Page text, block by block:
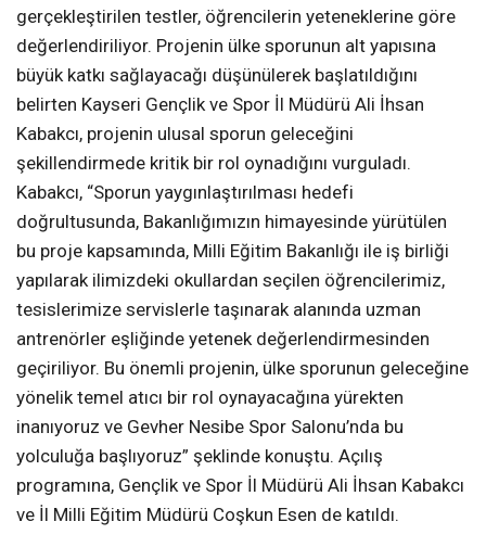
gerçekleştirilen testler, öğrencilerin yeteneklerine göre
değerlendiriliyor. Projenin ülke sporunun alt yapısına
büyük katkı sağlayacağı düşünülerek başlatıldığını
belirten Kayseri Gençlik ve Spor İl Müdürü Ali İhsan
Kabakcı, projenin ulusal sporun geleceğini
şekillendirmede kritik bir rol oynadığını vurguladı.
Kabakcı, “Sporun yaygınlaştırılması hedefi
doğrultusunda, Bakanlığımızın himayesinde yürütülen
bu proje kapsamında, Milli Eğitim Bakanlığı ile iş birliği
yapılarak ilimizdeki okullardan seçilen öğrencilerimiz,
tesislerimize servislerle taşınarak alanında uzman
antrenörler eşliğinde yetenek değerlendirmesinden
geçiriliyor. Bu önemli projenin, ülke sporunun geleceğine
yönelik temel atıcı bir rol oynayacağına yürekten
inanıyoruz ve Gevher Nesibe Spor Salonu’nda bu
yolculuğa başlıyoruz” şeklinde konuştu. Açılış
programına, Gençlik ve Spor İl Müdürü Ali İhsan Kabakcı
ve İl Milli Eğitim Müdürü Coşkun Esen de katıldı.